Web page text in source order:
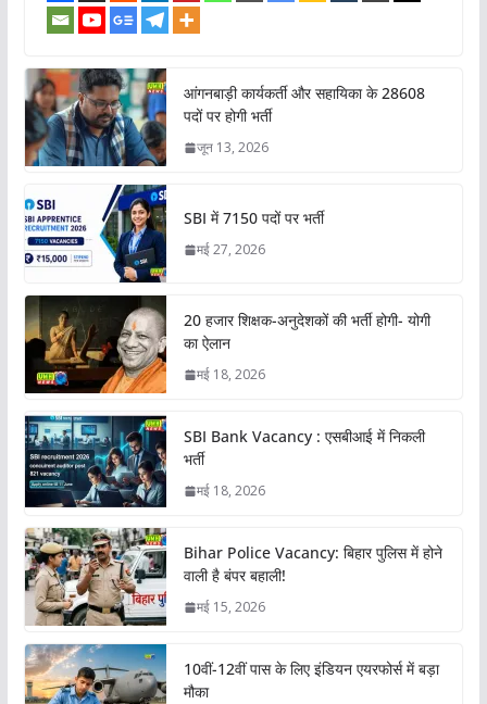
आंगनबाड़ी कार्यकर्ती और सहायिका के 28608
पदों पर होगी भर्ती
जून 13, 2026
SBI में 7150 पदों पर भर्ती
मई 27, 2026
20 हजार शिक्षक-अनुदेशकों की भर्ती होगी- योगी
का ऐलान
मई 18, 2026
SBI Bank Vacancy : एसबीआई में निकली
भर्ती
मई 18, 2026
Bihar Police Vacancy: बिहार पुलिस में होने
वाली है बंपर बहाली!
मई 15, 2026
10वीं-12वीं पास के लिए इंडियन एयरफोर्स में बड़ा
मौका